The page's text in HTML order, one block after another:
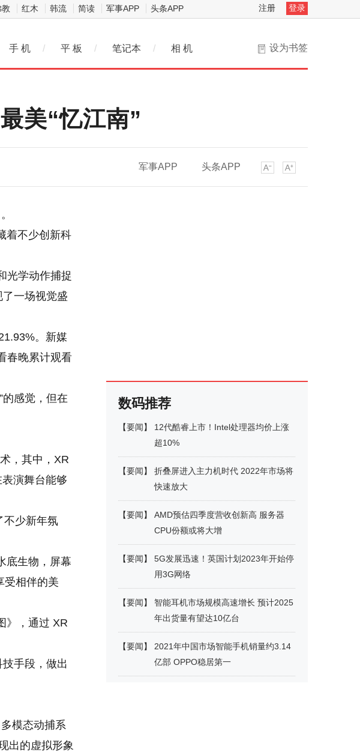
红木 韩流 简读 军事APP 头条APP 注册 登录
设为书签
手 机 / 平 板 / 笔记本 / 相 机
美“忆江南”
军事APP 头条APP
着不少创新科
光学动作捕捉
一场视觉盛
。新媒
春晚累计观看
感觉，但在
，其中，XR
演舞台能够
不少新年氛
底生物，屏幕
受相伴的美
》，通过 XR
手段，做出
模态动捕系
出的虚拟形象
数码推荐
【要闻】
12代酷睿上市！Intel处理器均价上涨
超10%
【要闻】
折叠屏进入主力机时代 2022年市场将
快速放大
【要闻】
AMD预估四季度营收创新高 服务器
CPU份额或将大增
【要闻】
5G发展迅速！英国计划2023年开始停
用3G网络
【要闻】
智能耳机市场规模高速增长 预计2025
年出货量有望达10亿台
【要闻】
2021年中国市场智能手机销量约3.14
亿部 OPPO稳居第一